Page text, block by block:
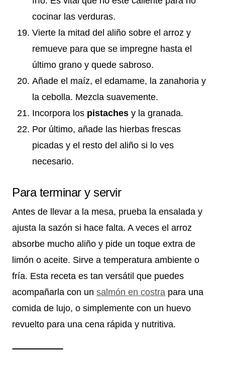
cocinar las verduras.
Vierte la mitad del aliño sobre el arroz y
remueve para que se impregne hasta el
último grano y quede sabroso.
Añade el maíz, el edamame, la zanahoria y
la cebolla. Mezcla suavemente.
Incorpora los pistaches y la granada.
Por último, añade las hierbas frescas
picadas y el resto del aliño si lo ves
necesario.
Para terminar y servir
Antes de llevar a la mesa, prueba la ensalada y
ajusta la sazón si hace falta. A veces el arroz
absorbe mucho aliño y pide un toque extra de
limón o aceite. Sirve a temperatura ambiente o
fría. Esta receta es tan versátil que puedes
acompañarla con un salmón en costra para una
comida de lujo, o simplemente con un huevo
revuelto para una cena rápida y nutritiva.